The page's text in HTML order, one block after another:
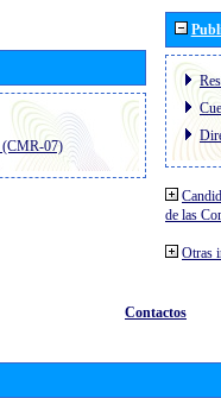
(CMR-07)
de las
Otras
Contactos